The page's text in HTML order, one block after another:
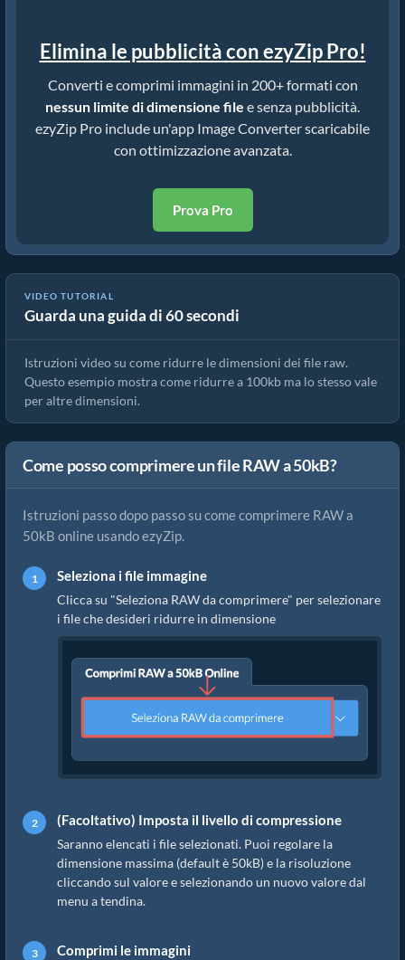
Elimina le pubblicità con ezyZip Pro!
Converti e comprimi immagini in 200+ formati con
nessun limite di dimensione file e senza pubblicità.
ezyZip Pro include un'app Image Converter scaricabile
con ottimizzazione avanzata.
Prova Pro
VIDEO TUTORIAL
Guarda una guida di 60 secondi
Come Ridurre la Dimensione delle Immagini Online
Istruzioni video su come ridurre le dimensioni dei file raw.
Questo esempio mostra come ridurre a 100kb ma lo stesso vale
per altre dimensioni.
Come posso comprimere un file RAW a 50kB?
Istruzioni passo dopo passo su come comprimere RAW a
50kB online usando ezyZip.
Seleziona i file immagine
Clicca su "Seleziona RAW da comprimere" per selezionare
i file che desideri ridurre in dimensione
(Facoltativo) Imposta il livello di compressione
Saranno elencati i file selezionati. Puoi regolare la
dimensione massima (default è 50kB) e la risoluzione
cliccando sul valore e selezionando un nuovo valore dal
menu a tendina.
Comprimi le immagini